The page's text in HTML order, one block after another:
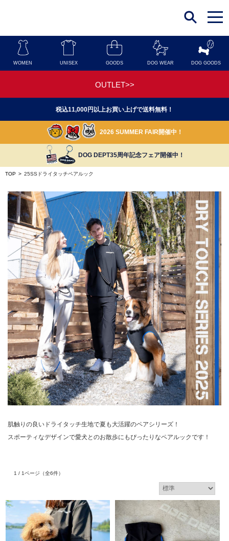
t
o
g
n
a
o
WOMEN UNISEX GOODS DOG WEAR DOG GOODS
OUTLET>>
税込11,000円以上お買い上げで送料無料！
2026 SUMMER FAIR開催中！
DOG DEPT35周年記念フェア開催中！
TOP > 25SSドライタッチペアルック
肌触りの良いドライタッチ生地で夏も大活躍のペアシリーズ！
スポーティなデザインで愛犬とのお散歩にもぴったりなペアルックです！
1 / 1ページ （全6件）